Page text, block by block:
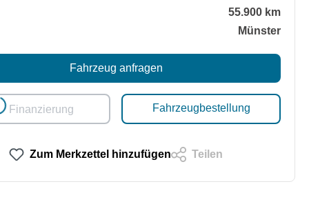
55.900 km
Münster
Fahrzeug anfragen
Finanzierung Fahrzeugbestellung
Zum Merkzettel hinzufügen Teilen